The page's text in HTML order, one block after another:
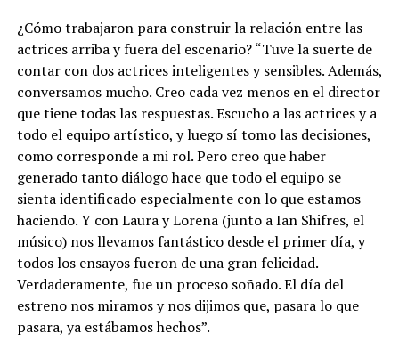
¿Cómo trabajaron para construir la relación entre las
actrices arriba y fuera del escenario? “Tuve la suerte de
contar con dos actrices inteligentes y sensibles. Además,
conversamos mucho. Creo cada vez menos en el director
que tiene todas las respuestas. Escucho a las actrices y a
todo el equipo artístico, y luego sí tomo las decisiones,
como corresponde a mi rol. Pero creo que haber
generado tanto diálogo hace que todo el equipo se
sienta identificado especialmente con lo que estamos
haciendo. Y con Laura y Lorena (junto a Ian Shifres, el
músico) nos llevamos fantástico desde el primer día, y
todos los ensayos fueron de una gran felicidad.
Verdaderamente, fue un proceso soñado. El día del
estreno nos miramos y nos dijimos que, pasara lo que
pasara, ya estábamos hechos”.